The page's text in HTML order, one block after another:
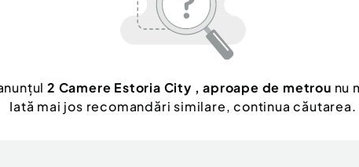
2 Camere Estoria City , aproape de metrou nu
Iată mai jos recomandări similare, continua căutarea.